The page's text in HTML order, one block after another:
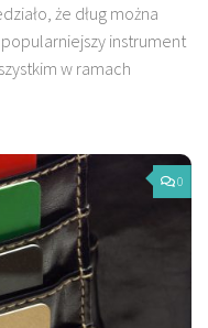
że dług można
instrument
w ramach
0